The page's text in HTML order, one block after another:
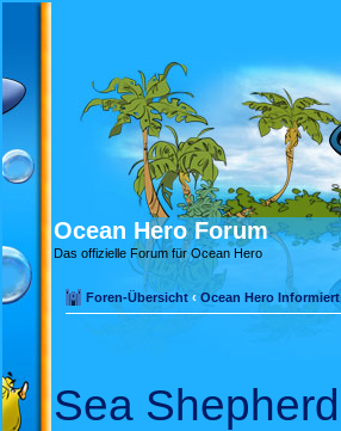
Ocean Hero Forum
Das offizielle Forum für Ocean Hero
Foren-Übersicht ‹ Ocean Hero Informiert
Sea Shepherd